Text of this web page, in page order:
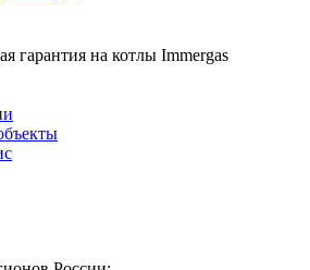
гарантия на котлы Immergas